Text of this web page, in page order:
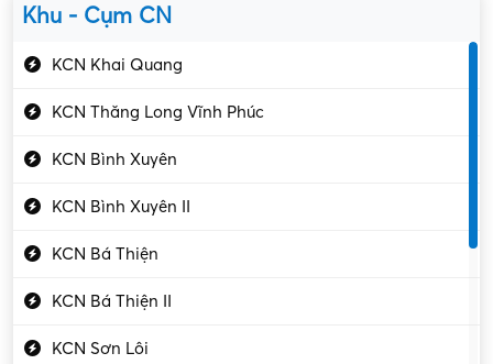
Kỹ sư cơ khí
Kỹ sư điện
Kỹ thuật cao
Kỹ thuật mạng – IT
Làm bán thời gian
Lao động phổ thông
Lập trình – Phát triển
Luật – Công chứng
Khu - Cụm CN
KCN Khai Quang
KCN Thăng Long Vĩnh Phúc
KCN Bình Xuyên
KCN Bình Xuyên II
KCN Bá Thiện
KCN Bá Thiện II
KCN Sơn Lôi